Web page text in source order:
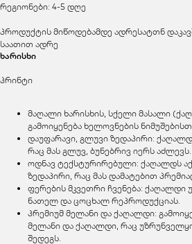
რეგიონები: 4-5 დღე
პროდუქტის მიწოდებამდე ადრესატთნ
საათით ადრე
ხარისხი
პრინტი
მაღალი ხარისხის, სქელი მასალი
გამოიყენება ხელოვნების
დაუფარავი, გლუვი ზედაპირი:
რაც მას გლუვ, ბუნებრივ იერს აძლევს.
ოდნავ ტექსტურირებული: ქაღალდს
ზედაპირი, რაც მას დამატებით
ფერების მკვეთრი ჩვენება:
ნათელ და ცოცხალ რეპროდუქციას.
პრემიუმ მელანი და ქაღალდი:
მელანი და ქაღალდი, რაც
შედეგს.